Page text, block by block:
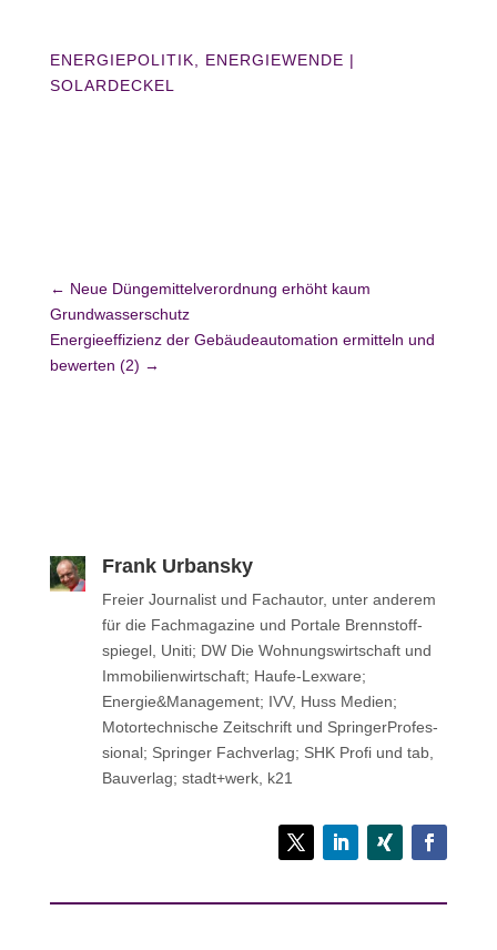
ENERGIEPOLITIK ENERGIEWENDE |
SOLARDECKEL
← Neue Düngemittelverordnung erhöht kaum
Grundwasserschutz
Energieeffizienz der Gebäudeautomation ermitteln und
bewerten (2) →
Frank Urbansky
Freier Jour­na­list und Fach­au­tor, unter anderem
für die Fach­ma­ga­zine und Portale Brenn­stoff­
spie­gel, Uniti; DW Die Woh­nungs­wirt­schaft und
Immo­bi­li­en­wirt­schaft; Haufe-Lexware;
Energie&Management; IVV, Huss Medien;
Motor­tech­ni­sche Zeit­schrift und Sprin­ger­Pro­fes­
sio­nal; Sprin­ger Fachverlag; SHK Profi und tab,
Bau­ver­lag; stadt+werk, k21